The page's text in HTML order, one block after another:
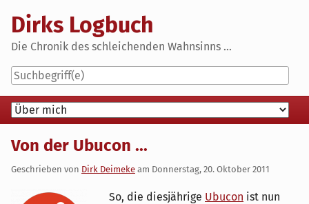
content
Dirks Logbuch
Die Chronik des schleichenden Wahnsinns ...
Navigation
Von der Ubucon ...
Geschrieben von Dirk Deimeke am Donnerstag, 20. Oktober 2011
So, die diesjährige Ubucon ist nun